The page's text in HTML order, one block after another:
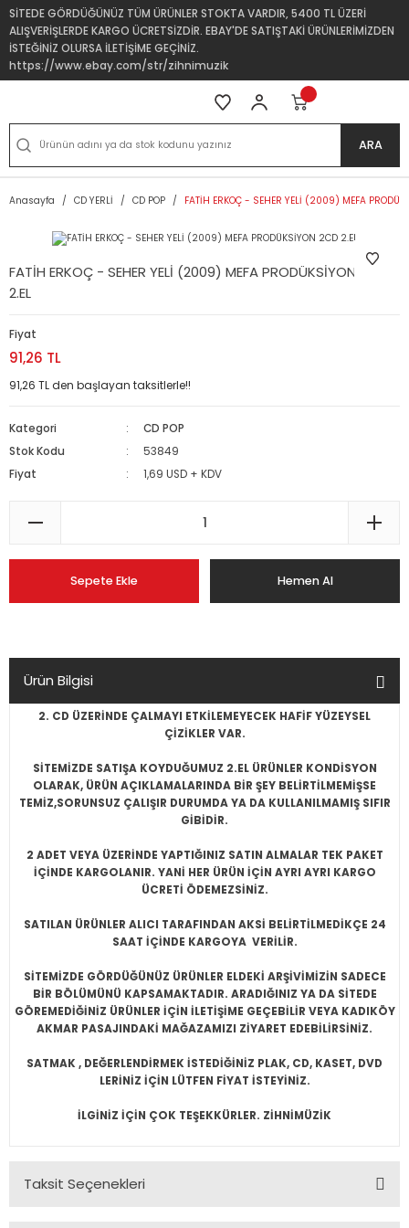
SİTEDE GÖRDÜĞÜNÜZ TÜM ÜRÜNLER STOKTA VARDIR, 5400 TL ÜZERİ
ALIŞVERİŞLERDE KARGO ÜCRETSİZDİR. EBAY'DE SATIŞTAKİ ÜRÜNLERİMİZDEN
İSTEĞİNİZ OLURSA İLETİŞİME GEÇİNİZ.
https://www.ebay.com/str/zihnimuzik
ARA
Anasayfa CD YERLİ CD POP FATİH ERKOÇ - SEHER YELİ (2009) MEFA
FATİH ERKOÇ - SEHER YELİ (2009) MEFA PRODÜKSİYON 2CD
2.EL
Fiyat
91,26 TL
91,26 TL den başlayan taksitlerle!!
Kategori
CD POP
Stok Kodu
53849
Fiyat
1,69 USD + KDV
Sepete Ekle Hemen Al
Ürün Bilgisi
2. CD ÜZERİNDE ÇALMAYI ETKİLEMEYECEK HAFİF YÜZEYSEL
ÇİZİKLER VAR.
SİTEMİZDE SATIŞA KOYDUĞUMUZ 2.EL ÜRÜNLER KONDİSYON
OLARAK, ÜRÜN AÇIKLAMALARINDA BİR ŞEY BELİRTİLMEMİŞSE
TEMİZ,SORUNSUZ ÇALIŞIR DURUMDA YA DA KULLANILMAMIŞ SIFIR
GİBİDİR.
2 ADET VEYA ÜZERİNDE YAPTIĞINIZ SATIN ALMALAR TEK PAKET
İÇİNDE KARGOLANIR. YANİ HER ÜRÜN İÇİN AYRI AYRI KARGO
ÜCRETİ ÖDEMEZSİNİZ.
SATILAN ÜRÜNLER ALICI TARAFINDAN AKSİ BELİRTİLMEDİKÇE 24
SAAT İÇİNDE KARGOYA VERİLİR.
SİTEMİZDE GÖRDÜĞÜNÜZ ÜRÜNLER ELDEKİ ARŞİVİMİZİN SADECE
BİR BÖLÜMÜNÜ KAPSAMAKTADIR. ARADIĞINIZ YA DA SİTEDE
GÖREMEDİĞİNİZ ÜRÜNLER İÇİN İLETİŞİME GEÇEBİLİR VEYA KADIKÖY
AKMAR PASAJINDAKİ MAĞAZAMIZI ZİYARET EDEBİLİRSİNİZ.
SATMAK , DEĞERLENDİRMEK İSTEDİĞİNİZ PLAK, CD, KASET, DVD
LERİNİZ İÇİN LÜTFEN FİYAT İSTEYİNİZ.
İLGİNİZ İÇİN ÇOK TEŞEKKÜRLER. ZİHNİMÜZİK
Taksit Seçenekleri